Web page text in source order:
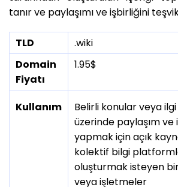
tanır ve paylaşımı ve işbirliğini
TLD
.wiki
Domain
Fiyatı
1.95$
Kullanım
Belirli konular veya
üzerinde paylaşım ve
yapmak için açık
kolektif bilgi
oluşturmak isteyen
veya işletmeler